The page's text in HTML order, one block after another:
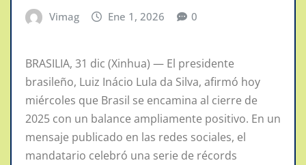
Vimag Ene 1, 2026 0
BRASILIA, 31 dic (Xinhua) — El presidente
brasileño, Luiz Inácio Lula da Silva, afirmó hoy
miércoles que Brasil se encamina al cierre de
2025 con un balance ampliamente positivo. En un
mensaje publicado en las redes sociales, el
mandatario celebró una serie de récords